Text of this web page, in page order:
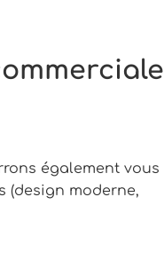
également vous
(design moderne,